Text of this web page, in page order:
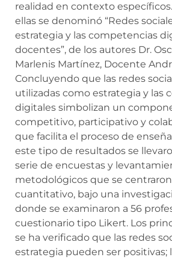
realidad en contexto
ellas se denominó “Redes
estrategia y las competencias
docentes”, de los autores Dr.
Marlenis Martínez, Docente
Concluyendo que las redes
utilizadas como estrategia y las
digitales simbolizan un
competitivo, participativo y
que facilita el proceso de
este tipo de resultados se
serie de encuestas y
metodológicos que se
cuantitativo, bajo una
donde se examinaron a 56
cuestionario tipo Likert. Los
se ha verificado que las redes
estrategia pueden ser positivas;